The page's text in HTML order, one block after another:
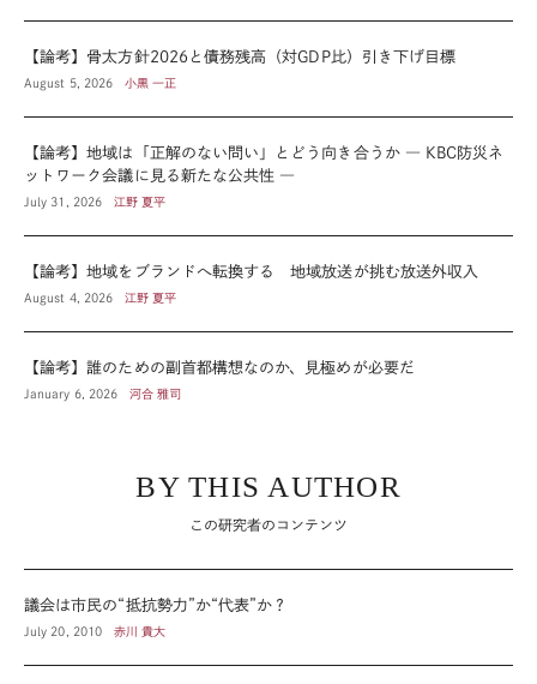
【論考】骨太方針2026と債務残高（対GDP比）引き下げ目標
August 5, 2026 小黒 一正
【論考】地域は「正解のない問い」とどう向き合うか ― KBC防災ネ
ットワーク会議に見る新たな公共性 ―
July 31, 2026 江野 夏平
【論考】地域をブランドへ転換する 地域放送が挑む放送外収入
August 4, 2026 江野 夏平
【論考】誰のための副首都構想なのか、見極めが必要だ
January 6, 2026 河合 雅司
BY THIS AUTHOR
この研究者のコンテンツ
議会は市民の“抵抗勢力”か“代表”か？
July 20, 2010 赤川 貴大